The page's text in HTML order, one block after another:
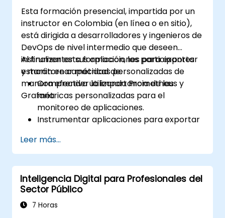
Esta formación presencial, impartida por un
instructor en Colombia (en línea o en sitio),
está dirigida a desarrolladores y ingenieros de
DevOps de nivel intermedio que deseen
instrumentar sus aplicaciones para exportar
y monitorear métricas personalizadas de
manera efectiva utilizando Prometheus y
Grafana.
Al finalizar esta formación, los participantes
estarán en capacidad de:
Comprender la importancia de las
métricas personalizadas para el
monitoreo de aplicaciones.
Instrumentar aplicaciones para exportar
Crear y configurar tableros en Grafana
para visualizar métricas personalizadas.
Aplicar las mejores prácticas para
integrar el monitoreo en el ciclo de vida
de desarrollo.
Leer más...
Inteligencia Digital para Profesionales del
Sector Público
7 Horas